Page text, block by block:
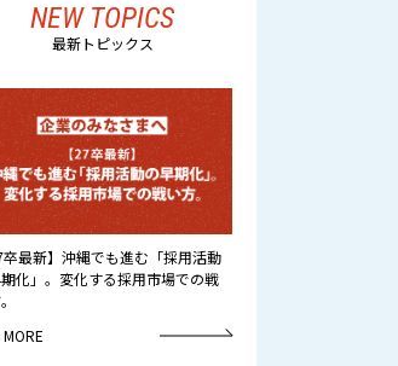
NEW TOPICS
最新トピックス
卒最新】沖縄でも進む「採用活動
化」。変化する採用市場での戦